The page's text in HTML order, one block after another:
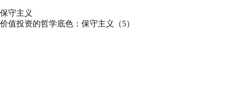
保守主义
价值投资的哲学底色：保守主义（5）